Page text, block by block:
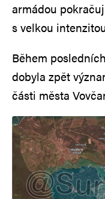
armádou
s velkou
Během
dobyla zpět
části města